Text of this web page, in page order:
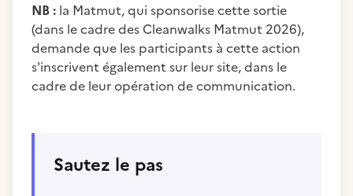
NB : la Matmut, qui sponsorise cette sortie
(dans le cadre des Cleanwalks Matmut 2026),
demande que les participants à cette action
s'inscrivent également sur leur site, dans le
cadre de leur opération de communication.
Sautez le pas